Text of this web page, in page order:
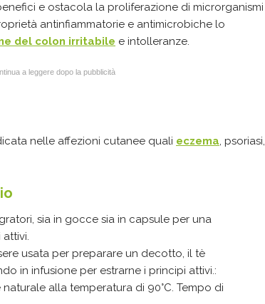
e ostacola la proliferazione di microrganismi
antinfiammatorie e antimicrobiche lo
del colon irritabile e intolleranze.
a leggere dopo la pubblicità
nelle affezioni cutanee quali eczema, psoriasi,
sia in gocce sia in capsule per una
usata per preparare un decotto, il tè
in infusione per estrarne i principi attivi.:
alla temperatura di 90°C. Tempo di